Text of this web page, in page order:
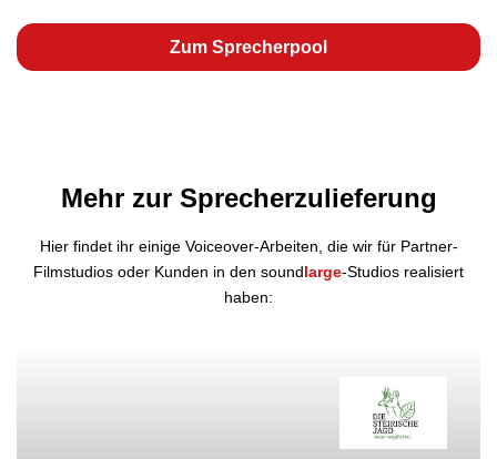
Zum Sprecherpool
Mehr zur Sprecherzulieferung
Hier findet ihr einige Voiceover-Arbeiten, die wir für Partner-
Filmstudios oder Kunden in den soundlarge-Studios realisiert
haben: